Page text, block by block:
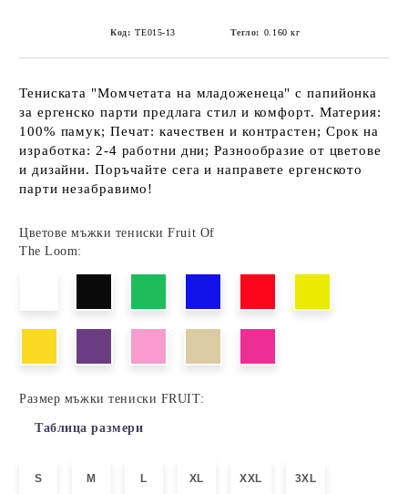
Код: ТЕ015-13 Тегло: 0.160 кг
Тениската "Момчетата на младоженеца" с папийонка
за ергенско парти предлага стил и комфорт. Материя:
100% памук; Печат: качествен и контрастен; Срок на
изработка: 2-4 работни дни; Разнообразие от цветове
и дизайни. Поръчайте сега и направете ергенското
парти незабравимо!
Цветове мъжки тениски Fruit Of
The Loom:
Размер мъжки тениски FRUIT:
Таблица размери
S M L XL XXL 3XL